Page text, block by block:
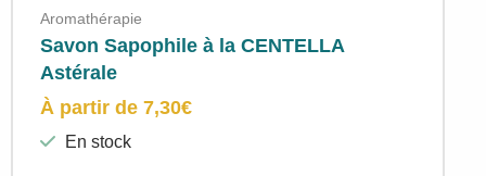
Aromathérapie
Savon Sapophile à la CENTELLA
Astérale
À partir de 7,30€
En stock